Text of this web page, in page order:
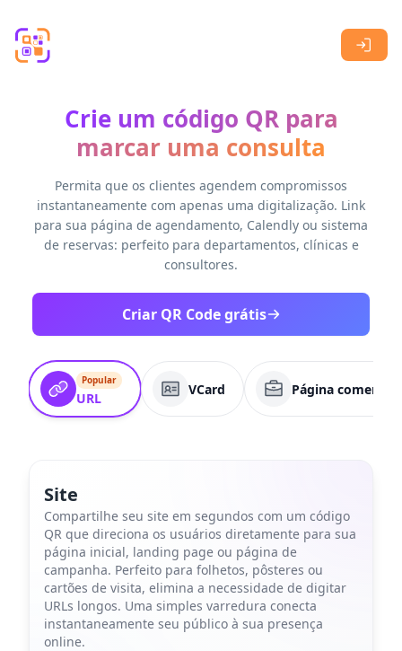
Crie um código QR para
marcar uma consulta
Permita que os clientes agendem compromissos
instantaneamente com apenas uma digitalização. Link
para sua página de agendamento, Calendly ou sistema
de reservas: perfeito para departamentos, clínicas e
consultores.
Criar QR Code grátis
Popular
URL
VCard Página comercial
Site
Compartilhe seu site em segundos com um código
QR que direciona os usuários diretamente para sua
página inicial, landing page ou página de
campanha. Perfeito para folhetos, pôsteres ou
cartões de visita, elimina a necessidade de digitar
URLs longos. Uma simples varredura conecta
instantaneamente seu público à sua presença
online.